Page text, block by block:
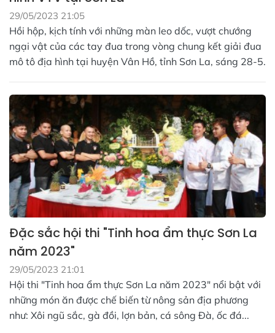
29/05/2023 21:05
Hồi hộp, kịch tính với những màn leo dốc, vượt chướng
ngại vật của các tay đua trong vòng chung kết giải đua
mô tô địa hình tại huyện Vân Hồ, tỉnh Sơn La, sáng 28-5.
Đặc sắc hội thi "Tinh hoa ẩm thực Sơn La
năm 2023"
29/05/2023 21:01
Hội thi "Tinh hoa ẩm thực Sơn La năm 2023" nổi bật với
những món ăn được chế biến từ nông sản địa phương
như: Xôi ngũ sắc, gà đồi, lợn bản, cá sông Đà, ốc đá...